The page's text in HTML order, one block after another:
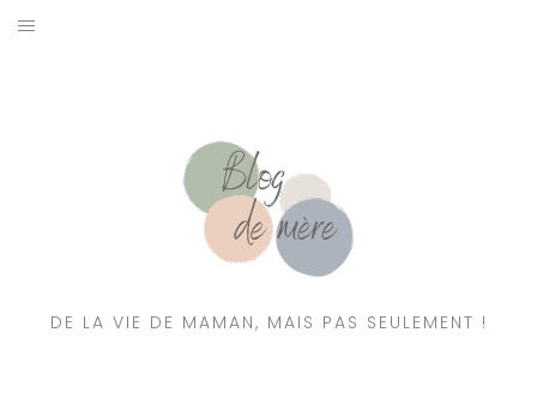
DE LA VIE DE MAMAN, MAIS PAS SEULEMENT !
RESSOURCES NUTRITION & PARENTALITÉ